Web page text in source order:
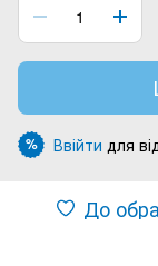
% Ввійти для
До